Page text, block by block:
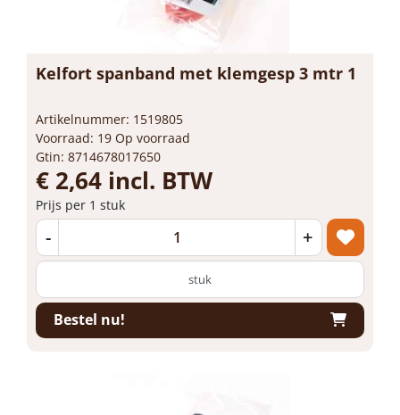
Kelfort spanband met klemgesp 3 mtr 1
Artikelnummer: 1519805
Voorraad: 19 Op voorraad
Gtin: 8714678017650
€ 2,64 incl. BTW
Prijs per 1 stuk
- +
stuk
Bestel nu!